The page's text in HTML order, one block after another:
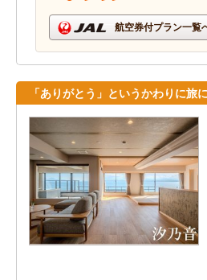
航空券付プラン一覧
「ありがとう」というかわりに旅